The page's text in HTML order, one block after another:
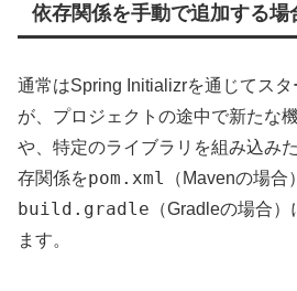
依存関係を手動で追加する場
通常はSpring Initializrを通じてス
が、プロジェクトの途中で新たな
や、特定のライブラリを組み込み
存関係をpom.xml （Mavenの場合
build.gradle （Gradleの場合
ます。